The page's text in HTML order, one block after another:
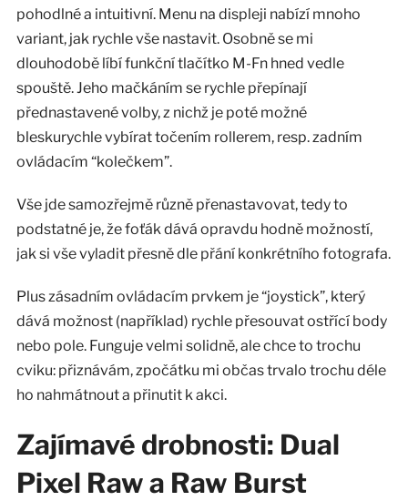
pohodlné a intuitivní. Menu na displeji nabízí mnoho
variant, jak rychle vše nastavit. Osobně se mi
dlouhodobě líbí funkční tlačítko M-Fn hned vedle
spouště. Jeho mačkáním se rychle přepínají
přednastavené volby, z nichž je poté možné
bleskurychle vybírat točením rollerem, resp. zadním
ovládacím “kolečkem”.
Vše jde samozřejmě různě přenastavovat, tedy to
podstatné je, že foťák dává opravdu hodně možností,
jak si vše vyladit přesně dle přání konkrétního fotografa.
Plus zásadním ovládacím prvkem je “joystick”, který
dává možnost (například) rychle přesouvat ostřící body
nebo pole. Funguje velmi solidně, ale chce to trochu
cviku: přiznávám, zpočátku mi občas trvalo trochu déle
ho nahmátnout a přinutit k akci.
Zajímavé drobnosti: Dual
Pixel Raw a Raw Burst